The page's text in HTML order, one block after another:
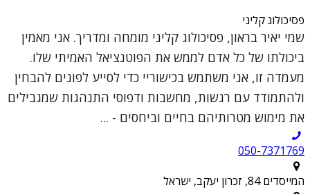
פסיכולוג קליני
שמי יאיר בראון, פסיכולוג קליני מומחה ומדריך. אני מאמין
ביכולתו של כל אדם לממש את הפוטנציאל האמיתי שלו.
מעמדה זו, אני משתמש בכישוריי כדי לסייע לפונים להבחין
ולהתמודד עם רגשות, מחשבות ודפוסי התנהגות שמגבילים
את מימוש מטרותיהם בחיים וביחסים - ...
050-7371769
המייסדים 84, זכרון יעקב, ישראל